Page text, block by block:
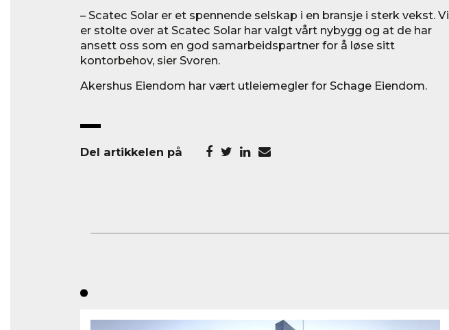
– Scatec Solar er et spennende selskap i en bransje i sterk vekst. Vi
er stolte over at Scatec Solar har valgt vårt nybygg og at de har
ansett oss som en god samarbeidspartner for å løse sitt
kontorbehov, sier Svoren.
Akershus Eiendom har vært utleiemegler for Schage Eiendom.
Del artikkelen på